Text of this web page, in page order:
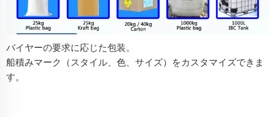
バイヤーの要求に応じた包装。
船積みマーク（スタイル、色、サイズ）をカスタマイズできま
す。